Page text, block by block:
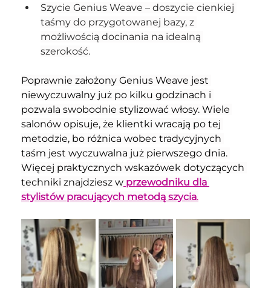
Szycie Genius Weave – doszycie cienkiej
taśmy do przygotowanej bazy, z
możliwością docinania na idealną
szerokość.
Poprawnie założony Genius Weave jest
niewyczuwalny już po kilku godzinach i
pozwala swobodnie stylizować włosy. Wiele
salonów opisuje, że klientki wracają po tej
metodzie, bo różnica wobec tradycyjnych
taśm jest wyczuwalna już pierwszego dnia.
Więcej praktycznych wskazówek dotyczących
techniki znajdziesz w przewodniku dla
stylistów pracujących metodą szycia.